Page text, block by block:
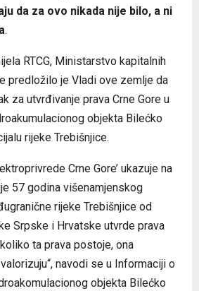
da za ovo nikada nije bilo, a ni
.
RTCG, Ministarstvo kapitalnih
predložilo je Vladi ove zemlje da
za utvrđivanje prava Crne Gore u
objekta Bilećko
rijeke Trebišnjice.
Crne Gore’ ukazuje na
57 godina višenamjenskog
rijeke Trebišnjice od
Srpske i Hrvatske utvrde prava
ta prava postoje, ona
navodi se u Informaciji o
objekta Bilećko